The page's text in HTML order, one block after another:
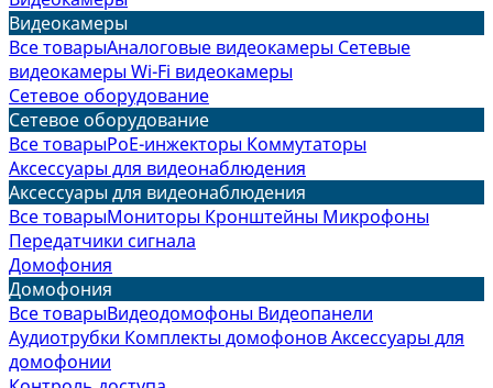
Видеокамеры
Все товарыАналоговые видеокамеры Сетевые
видеокамерыWi-Fi видеокамеры
Сетевое оборудование
Сетевое оборудование
Все товарыPoE-инжекторы Коммутаторы
Аксессуары для видеонаблюдения
Аксессуары для видеонаблюдения
Все товарыМониторы Кронштейны Микрофоны
Передатчики сигнала
Домофония
Домофония
Все товарыВидеодомофоны Видеопанели
Аудиотрубки Комплекты домофоновАксессуары для
домофонии